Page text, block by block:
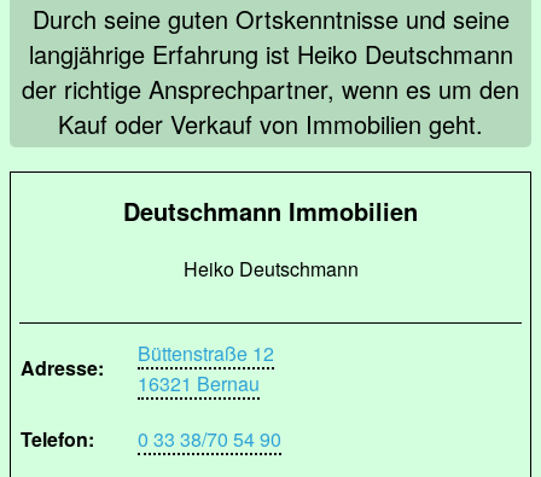
Durch seine guten Ortskenntnisse und seine
langjährige Erfahrung ist Heiko Deutschmann
der richtige Ansprechpartner, wenn es um den
Kauf oder Verkauf von Immobilien geht.
Deutschmann Immobilien
Heiko Deutschmann
Adresse:
Büttenstraße 12
16321 Bernau
Telefon:
0 33 38/70 54 90